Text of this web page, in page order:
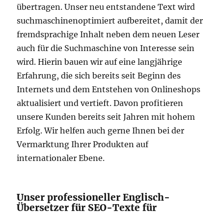
übertragen. Unser neu entstandene Text wird
suchmaschinenoptimiert aufbereitet, damit der
fremdsprachige Inhalt neben dem neuen Leser
auch für die Suchmaschine von Interesse sein
wird. Hierin bauen wir auf eine langjährige
Erfahrung, die sich bereits seit Beginn des
Internets und dem Entstehen von Onlineshops
aktualisiert und vertieft. Davon profitieren
unsere Kunden bereits seit Jahren mit hohem
Erfolg. Wir helfen auch gerne Ihnen bei der
Vermarktung Ihrer Produkten auf
internationaler Ebene.
Unser professioneller Englisch-
Übersetzer für SEO-Texte für